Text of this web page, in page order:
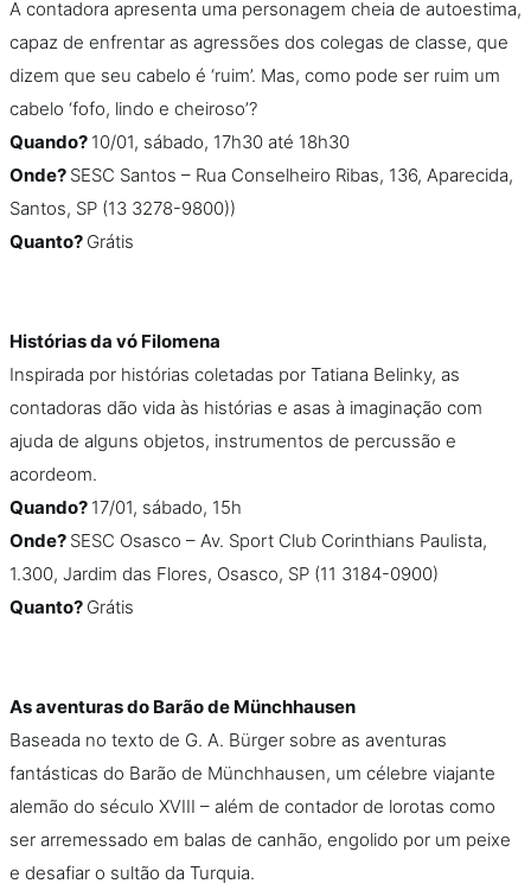
A contadora apresenta uma personagem cheia de autoestima,
capaz de enfrentar as agressões dos colegas de classe, que
dizem que seu cabelo é ‘ruim’. Mas, como pode ser ruim um
cabelo ‘fofo, lindo e cheiroso’?
Quando? 10/01, sábado, 17h30 até 18h30
Onde? SESC Santos – Rua Conselheiro Ribas, 136, Aparecida,
Santos, SP (13 3278-9800))
Quanto? Grátis
Histórias da vó Filomena
Inspirada por histórias coletadas por Tatiana Belinky, as
contadoras dão vida às histórias e asas à imaginação com
ajuda de alguns objetos, instrumentos de percussão e
acordeom.
Quando? 17/01, sábado, 15h
Onde? SESC Osasco – Av. Sport Club Corinthians Paulista,
1.300, Jardim das Flores, Osasco, SP (11 3184-0900)
Quanto? Grátis
As aventuras do Barão de Münchhausen
Baseada no texto de G. A. Bürger sobre as aventuras
fantásticas do Barão de Münchhausen, um célebre viajante
alemão do século XVIII – além de contador de lorotas como
ser arremessado em balas de canhão, engolido por um peixe
e desafiar o sultão da Turquia.